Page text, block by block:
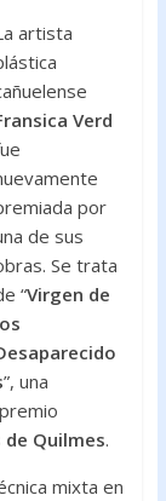
artista
Verd
por
de sus
Se trata
“Virgen de
”, una
Quilmes.
mixta en